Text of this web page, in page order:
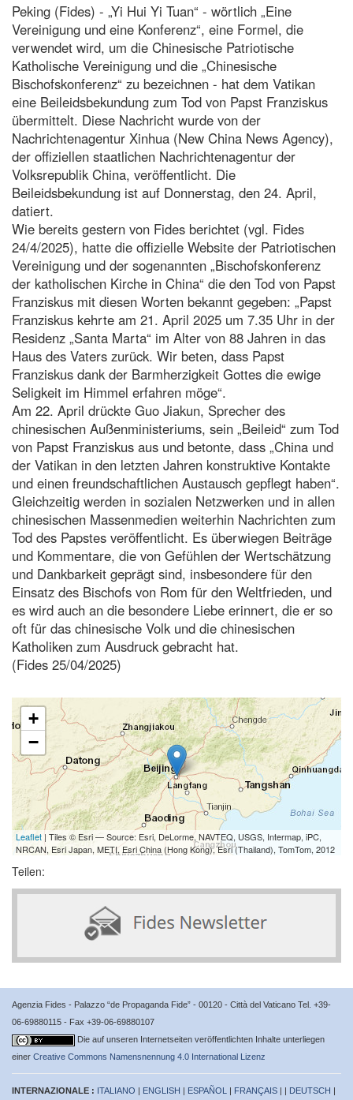
Peking (Fides) - „Yi Hui Yi Tuan“ - wörtlich „Eine
Vereinigung und eine Konferenz“, eine Formel, die
verwendet wird, um die Chinesische Patriotische
Katholische Vereinigung und die „Chinesische
Bischofskonferenz“ zu bezeichnen - hat dem Vatikan
eine Beileidsbekundung zum Tod von Papst Franziskus
übermittelt. Diese Nachricht wurde von der
Nachrichtenagentur Xinhua (New China News Agency),
der offiziellen staatlichen Nachrichtenagentur der
Volksrepublik China, veröffentlicht. Die
Beileidsbekundung ist auf Donnerstag, den 24. April,
datiert.
Wie bereits gestern von Fides berichtet (vgl. Fides
24/4/2025), hatte die offizielle Website der Patriotischen
Vereinigung und der sogenannten „Bischofskonferenz
der katholischen Kirche in China“ die den Tod von Papst
Franziskus mit diesen Worten bekannt gegeben: „Papst
Franziskus kehrte am 21. April 2025 um 7.35 Uhr in der
Residenz „Santa Marta“ im Alter von 88 Jahren in das
Haus des Vaters zurück. Wir beten, dass Papst
Franziskus dank der Barmherzigkeit Gottes die ewige
Seligkeit im Himmel erfahren möge“.
Am 22. April drückte Guo Jiakun, Sprecher des
chinesischen Außenministeriums, sein „Beileid“ zum Tod
von Papst Franziskus aus und betonte, dass „China und
der Vatikan in den letzten Jahren konstruktive Kontakte
und einen freundschaftlichen Austausch gepflegt haben“.
Gleichzeitig werden in sozialen Netzwerken und in allen
chinesischen Massenmedien weiterhin Nachrichten zum
Tod des Papstes veröffentlicht. Es überwiegen Beiträge
und Kommentare, die von Gefühlen der Wertschätzung
und Dankbarkeit geprägt sind, insbesondere für den
Einsatz des Bischofs von Rom für den Weltfrieden, und
es wird auch an die besondere Liebe erinnert, die er so
oft für das chinesische Volk und die chinesischen
Katholiken zum Ausdruck gebracht hat.
(Fides 25/04/2025)
+
−
Leaflet| Tiles © Esri — Source: Esri, DeLorme, NAVTEQ, USGS, Intermap, iPC,
NRCAN, Esri Japan, METI, Esri China (Hong Kong), Esri (Thailand), TomTom, 2012
Teilen:
Agenzia Fides - Palazzo “de Propaganda Fide” - 00120 - Città del Vaticano Tel. +39-
06-69880115 - Fax +39-06-69880107
Die auf unseren Internetseiten veröffentlichten Inhalte unterliegen
einer Creative Commons Namensnennung 4.0 International Lizenz
INTERNAZIONALE : ITALIANO | ENGLISH | ESPAÑOL | FRANÇAIS | | DEUTSCH |